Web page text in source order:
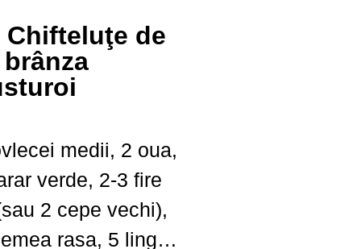
de orez ... de
medii, 2 oua,
verde, 2-3 fire
2 cepe vechi),
rasa, 5 linguri